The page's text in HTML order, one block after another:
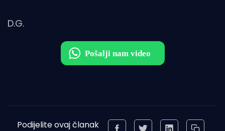
D.G.
Podijelite ovaj članak